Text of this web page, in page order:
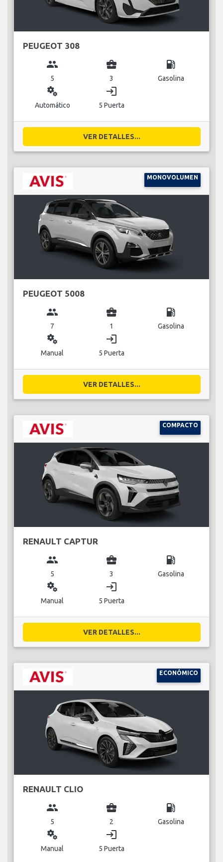
PEUGEOT 308
group
5
business_center
3
local_gas_station
Gasolina
miscellaneous_services
Automático
login
5 Puerta
VER DETALLES...
MONOVOLUMEN
PEUGEOT 5008
group
7
business_center
1
local_gas_station
Gasolina
miscellaneous_services
Manual
login
5 Puerta
VER DETALLES...
COMPACTO
RENAULT CAPTUR
group
5
business_center
3
local_gas_station
Gasolina
miscellaneous_services
Manual
login
5 Puerta
VER DETALLES...
ECONÓMICO
RENAULT CLIO
group
5
business_center
2
local_gas_station
Gasolina
miscellaneous_services
Manual
login
5 Puerta